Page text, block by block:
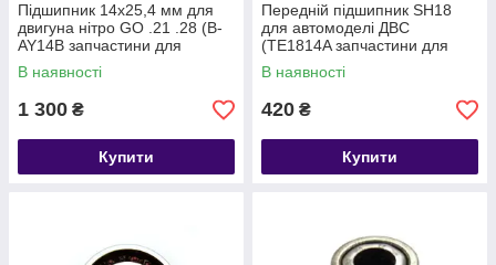
Підшипник 14x25,4 мм для
двигуна нітро GO .21 .28 (B-
AY14B запчастини для
радіокерованих моделей
Himoto)
В наявності
1 300 ₴
Купити
Передній підшипник SH18
для автомоделі ДВС
(TE1814A запчастини для
радіокерованих моделей
Himoto)
В наявності
420 ₴
Купити